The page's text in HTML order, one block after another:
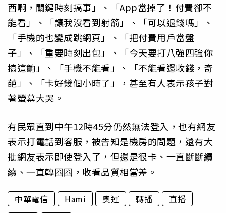
西啊，關鍵時刻搞事」、「App當掉了！付費卻不
能看」、「讓我沒看到射箭」、「可以退錢嗎」、
「手機的也變成跳網頁」、「把付費用戶當盤
子」、「重要時刻出包」、「今天要打八強四強你
搞這齣」、「手機不能看」、「不能看還收錢，奇
葩」、「卡好幾個小時了」，甚至有人表示孩子對
著螢幕大哭。
有民眾直到中午12時45分仍然無法登入，也有網友
表示打電話到客服，被告知是機房的問題，還有大
批網友表示即使登入了，但還是很卡、一直斷斷續
續、一直轉圈圈，收看品質相當差。
中華電信 Hami 奧運 轉播
直播